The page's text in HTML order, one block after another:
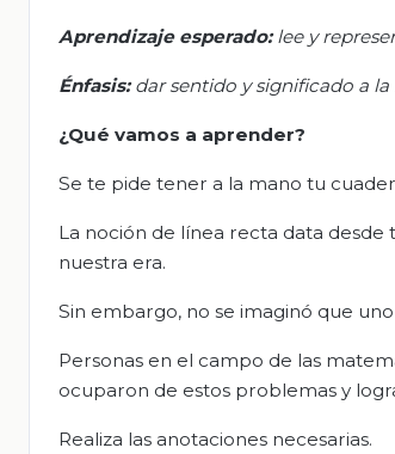
Aprendizaje esperado: lee y
Énfasis: dar sentido y significado a
¿Qué vamos a aprender?
Se te pide tener a la mano tu
La noción de línea recta data
nuestra era.
Sin embargo, no se imaginó que
Personas en el campo de las
ocuparon de estos problemas y
Realiza las anotaciones necesarias.